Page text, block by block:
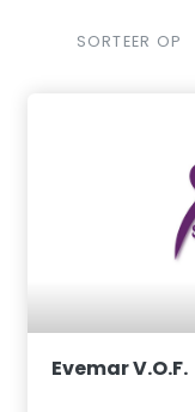
SORTEER OP
Evemar V.O.F.